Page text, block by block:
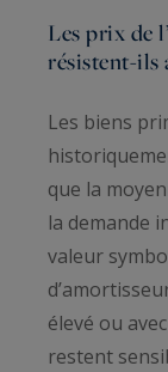
Les prix de
résistent-ils
Les biens
que la
la demande
valeur
élevé ou
restent